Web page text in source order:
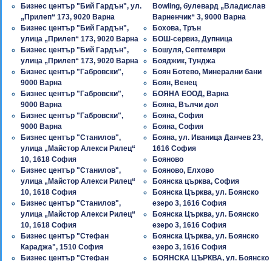
Бизнес център "Бий Гардън", ул.
„Прилеп“ 173, 9020 Варна
Бизнес център "Бий Гардън",
улица „Прилеп“ 173, 9020 Варна
Бизнес център "Бий Гардън",
улица „Прилеп“ 173, 9020 Варна
Бизнес център "Габровски",
9000 Варна
Бизнес център "Габровски",
9000 Варна
Бизнес център "Габровски",
9000 Варна
Бизнес център "Станилов",
улица „Майстор Алекси Рилец“
10, 1618 София
Бизнес център "Станилов",
улица „Майстор Алекси Рилец“
10, 1618 София
Бизнес център "Станилов",
улица „Майстор Алекси Рилец“
10, 1618 София
Бизнес център "Стефан
Караджа", 1510 София
Бизнес център "Стефан
Bowling, булевард „Владислав
Варненчик“ 3, 9000 Варна
Бохова, Трън
БОШ-сервиз, Дупница
Бошуля, Септември
Бояджик, Тунджа
Боян Ботево, Минерални бани
Боян, Венец
БОЯНА ЕООД, Варна
Бояна, Вълчи дол
Бояна, София
Бояна, София
Бояна, ул. Иваница Данчев 23,
1616 София
Бояново
Бояново, Елхово
Боянска църква, София
Боянска Църква, ул. Боянско
езеро 3, 1616 София
Боянска Църква, ул. Боянско
езеро 3, 1616 София
Боянска Църква, ул. Боянско
езеро 3, 1616 София
БОЯНСКА ЦЪРКВА, ул. Боянско